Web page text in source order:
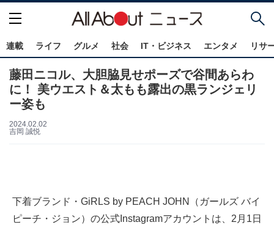
連載 ライフ グルメ 社会 IT・ビジネス エンタメ リサ
藤田ニコル、大胆脇見せポーズで谷間あらわ
に！ 美ウエスト＆太もも露出の黒ランジェリ
ー姿も
2024.02.02
吉岡 誠悦
下着ブランド・GiRLS by PEACH JOHN（ガールズ バイ
ピーチ・ジョン）の公式Instagramアカウントは、2月1日